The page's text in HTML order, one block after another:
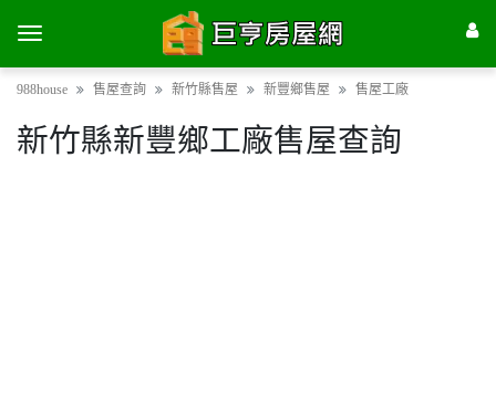
988house 售屋查詢 新竹縣售屋 新豐鄉售屋 售屋工廠
新竹縣新豐鄉工廠售屋查詢